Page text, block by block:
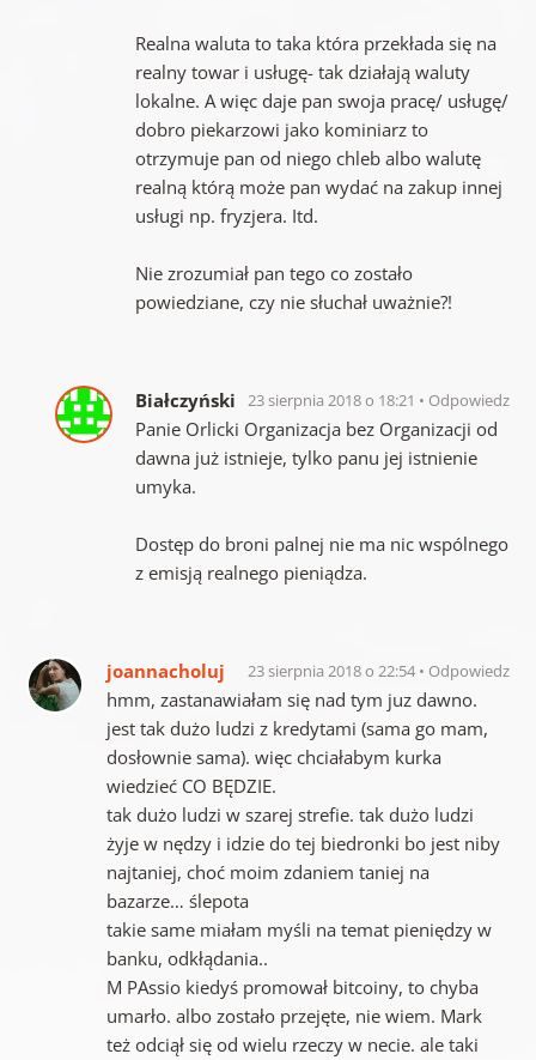
Realna waluta to taka która przekłada się na
realny towar i usługę- tak działają waluty
lokalne. A więc daje pan swoja pracę/ usługę/
dobro piekarzowi jako kominiarz to
otrzymuje pan od niego chleb albo walutę
realną którą może pan wydać na zakup innej
usługi np. fryzjera. Itd.
Nie zrozumiał pan tego co zostało
powiedziane, czy nie słuchał uważnie?!
Białczyński 23 sierpnia 2018 o 18:21 Odpowiedz
Panie Orlicki Organizacja bez Organizacji od
dawna już istnieje, tylko panu jej istnienie
umyka.
Dostęp do broni palnej nie ma nic wspólnego
z emisją realnego pieniądza.
joannacholuj 23 sierpnia 2018 o 22:54 Odpowiedz
hmm, zastanawiałam się nad tym juz dawno.
jest tak dużo ludzi z kredytami (sama go mam,
dosłownie sama). więc chciałabym kurka
wiedzieć CO BĘDZIE.
tak dużo ludzi w szarej strefie. tak dużo ludzi
żyje w nędzy i idzie do tej biedronki bo jest niby
najtaniej, choć moim zdaniem taniej na
bazarze… ślepota
takie same miałam myśli na temat pieniędzy w
banku, odkłądania..
M PAssio kiedyś promował bitcoiny, to chyba
umarło. albo zostało przejęte, nie wiem. Mark
też odciął się od wielu rzeczy w necie. ale taki